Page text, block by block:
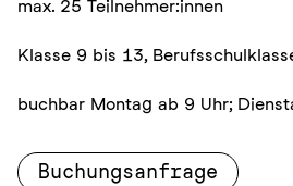
max. 25 Teilnehmer:innen
Klasse 9 bis 13,
buchbar Montag ab 9 Uhr;
Buchungsanfrage